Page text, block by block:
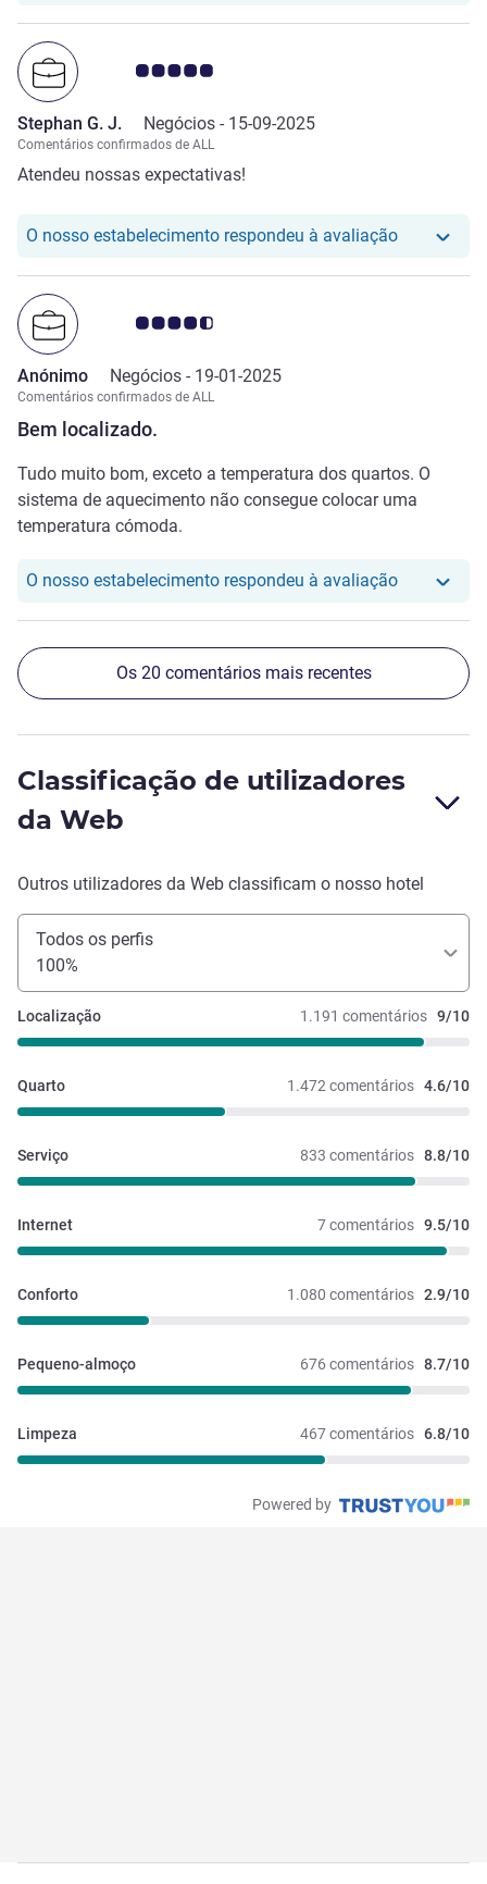
Nota clientes Avis 5.0/5
Stephan G. J. Negócios - 15-09-2025
Comentários confirmados de ALL
Atendeu nossas expectativas!
O nosso estabelecimento respondeu à avaliaçãoO nosso
Bem localizado.
Nota clientes Avis 4.5/5
Anónimo Negócios - 19-01-2025
Comentários confirmados de ALL
Tudo muito bom, exceto a temperatura dos quartos. O
sistema de aquecimento não consegue colocar uma
temperatura cómoda.
O nosso estabelecimento respondeu à avaliaçãoO nosso
Os 20 comentários mais recentes
Classificação de utilizadores
da Web
Outros utilizadores da Web classificam o nosso hotel
Todos os perfis
100%
1.191 comentários 9/10
Localização
1.472 comentários 4.6/10
Quarto
833 comentários 8.8/10
Serviço
7 comentários 9.5/10
Internet
1.080 comentários 2.9/10
Conforto
676 comentários 8.7/10
Pequeno-almoço
467 comentários 6.8/10
Limpeza
Powered by